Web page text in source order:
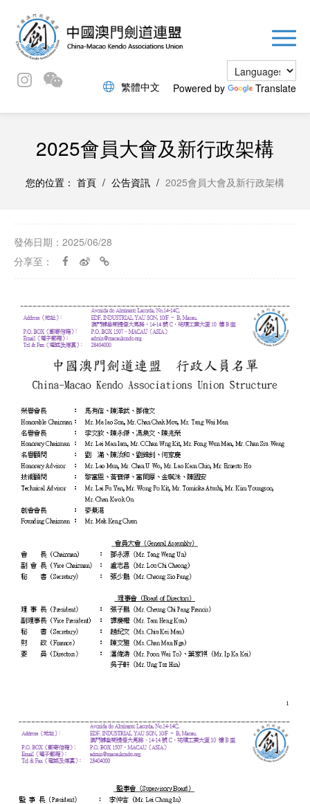
繁體中文 Powered by Translate
2025會員大會及新行政架構
您的位置： 首頁 / 公告資訊 / 2025會員大會及新行政架構
發佈日期：2025/06/28
分享至：